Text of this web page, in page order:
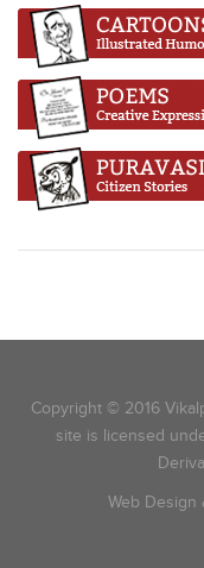
Copyright © 2016
site is licensed
Web Design